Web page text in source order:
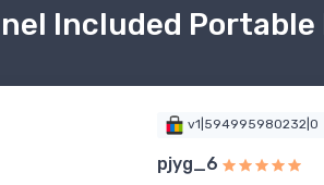
Included
v1|594995980232|0
pjyg_6